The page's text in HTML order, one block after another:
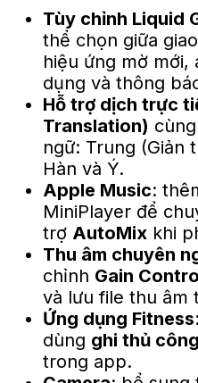
Tùy chỉnh Liquid
thể chọn giữa
hiệu ứng mờ mới,
dụng và thông
Hỗ trợ dịch trực
Translation)
ngữ: Trung (Giản
Hàn và Ý.
Apple Music:
MiniPlayer để
trợ AutoMix khi
Thu âm chuyên
chỉnh Gain
và lưu file thu âm
Ứng dụng Fitness
dùng ghi thủ
trong app.